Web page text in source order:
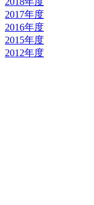
2017年度
2016年度
2015年度
2012年度